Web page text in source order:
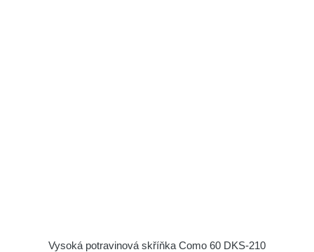
Vysoká potravinová skříňka Como 60 DKS-210